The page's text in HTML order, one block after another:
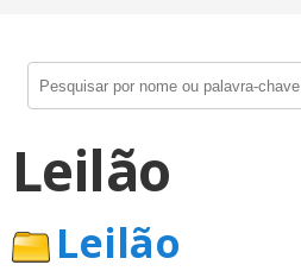
Leilão
Leilão